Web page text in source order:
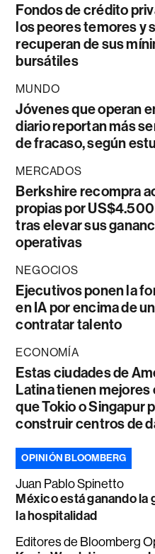
Fondos de crédito
los peores temores y
recuperan de sus
bursátiles
MUNDO
Jóvenes que operan
diario reportan más
de fracaso, según
MERCADOS
Berkshire recompra
propias por
tras elevar sus
operativas
NEGOCIOS
Ejecutivos ponen la
en IA por encima de
contratar talento
ECONOMÍA
Estas ciudades de
Latina tienen
que Tokio o Singapur
construir centros de
OPINIÓN BLOOMBERG
Juan Pablo Spinetto
México está ganando la
la hospitalidad
Editores de Bloomberg